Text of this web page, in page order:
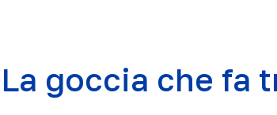
La goccia che fa